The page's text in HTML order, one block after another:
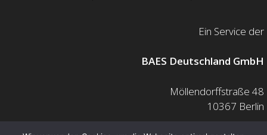
Ein Service der
BAES Deutschland GmbH
Möllendorffstraße 48
10367 Berlin